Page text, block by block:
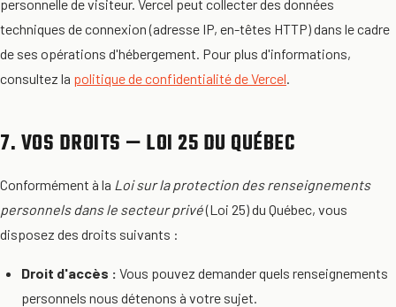
personnelle de visiteur. Vercel peut collecter des données
techniques de connexion (adresse IP, en-têtes HTTP) dans le cadre
de ses opérations d'hébergement. Pour plus d'informations,
consultez la politique de confidentialité de Vercel.
7. VOS DROITS — LOI 25 DU QUÉBEC
Conformément à la Loi sur la protection des renseignements
personnels dans le secteur privé(Loi 25) du Québec, vous
disposez des droits suivants :
Droit d'accès : Vous pouvez demander quels renseignements
personnels nous détenons à votre sujet.